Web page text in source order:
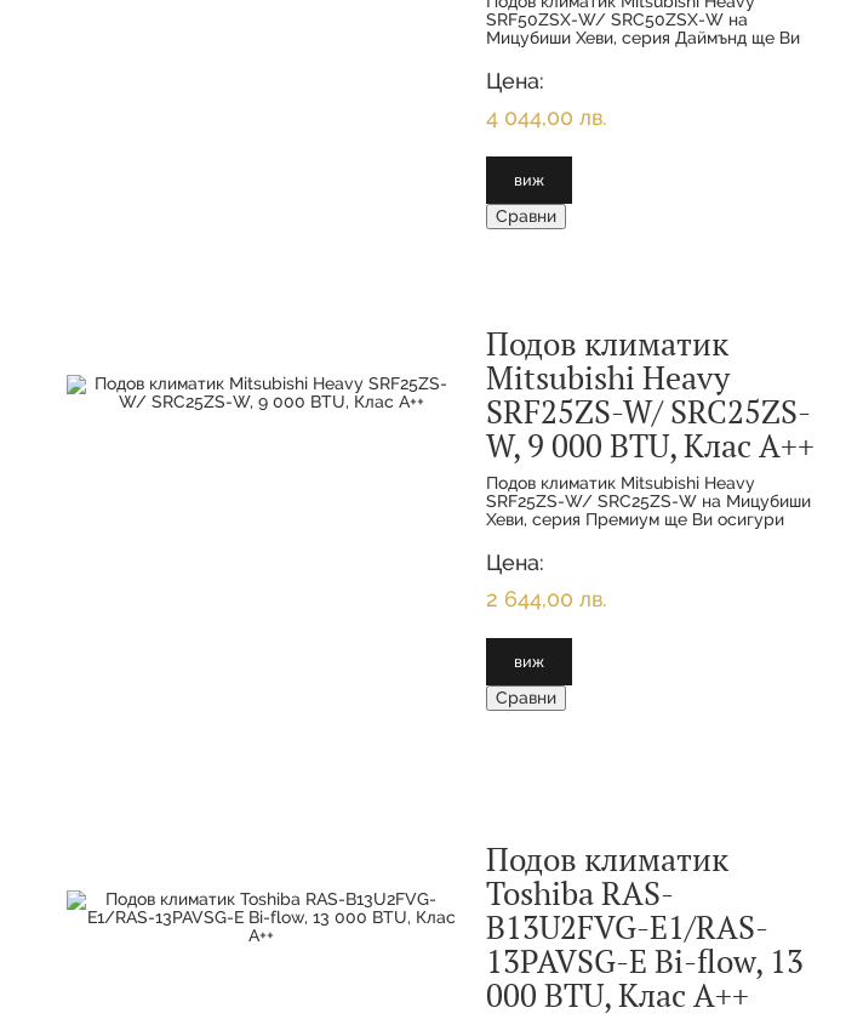
SRF50ZSX-W/ SRC50ZSX-W на
Мицубиши Хеви, серия Даймънд ще Ви
равномерно разпределение на въздуха.
Климатикът е с енергийна ефективност
А
Цена:
4 044,00 лв.
виж
Сравни
Подов климатик
Mitsubishi Heavy
SRF25ZS-W/ SRC25ZS-
W, 9 000 BTU, Клас А++
Подов климатик Mitsubishi Heavy
SRF25ZS-W/ SRC25ZS-W на Мицубиши
Хеви, серия Премиум ще Ви осигури
разпределение на въздуха. Климатикът
е с енергийна ефективност А++
Цена:
2 644,00 лв.
виж
Сравни
Подов климатик
Toshiba RAS-
B13U2FVG-E1/RAS-
13PAVSG-E Bi-flow, 13
000 BTU, Клас А++